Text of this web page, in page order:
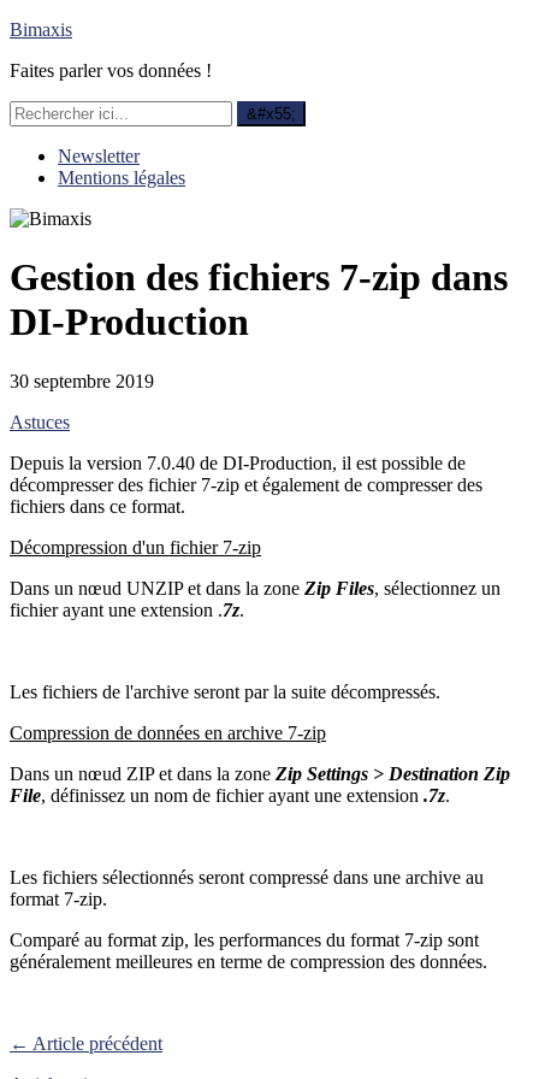
Bimaxis
Faites parler vos données !
Newsletter
Mentions légales
Gestion des fichiers 7-zip dans
DI-Production
30 septembre 2019
Astuces
Depuis la version 7.0.40 de DI-Production, il est possible de
décompresser des fichier 7-zip et également de compresser des
fichiers dans ce format.
Décompression d'un fichier 7-zip
Dans un nœud UNZIP et dans la zone Zip Files, sélectionnez un
fichier ayant une extension .7z.
Les fichiers de l'archive seront par la suite décompressés.
Compression de données en archive 7-zip
Dans un nœud ZIP et dans la zone Zip Settings > Destination Zip
File, définissez un nom de fichier ayant une extension .7z.
Les fichiers sélectionnés seront compressé dans une archive au
format 7-zip.
Comparé au format zip, les performances du format 7-zip sont
généralement meilleures en terme de compression des données.
← Article précédent